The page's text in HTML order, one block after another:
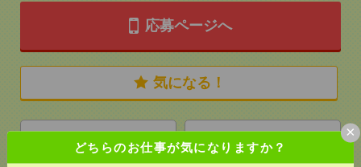
どちらのお仕事が気になりますか？
×
応募ページへ
気になる！
メール LINE